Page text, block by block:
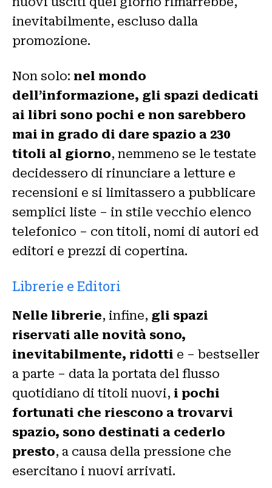
inevitabilmente, escluso dalla
promozione.
Non solo: nel mondo
dell’informazione, gli spazi dedicati
ai libri sono pochi e non sarebbero
mai in grado di dare spazio a 230
titoli al giorno, nemmeno se le testate
decidessero di rinunciare a letture e
recensioni e si limitassero a pubblicare
semplici liste – in stile vecchio elenco
telefonico – con titoli, nomi di autori ed
editori e prezzi di copertina.
Librerie e Editori
Nelle librerie, infine, gli spazi
riservati alle novità sono,
inevitabilmente, ridotti e – bestseller
a parte – data la portata del flusso
quotidiano di titoli nuovi, i pochi
fortunati che riescono a trovarvi
spazio, sono destinati a cederlo
presto, a causa della pressione che
esercitano i nuovi arrivati.